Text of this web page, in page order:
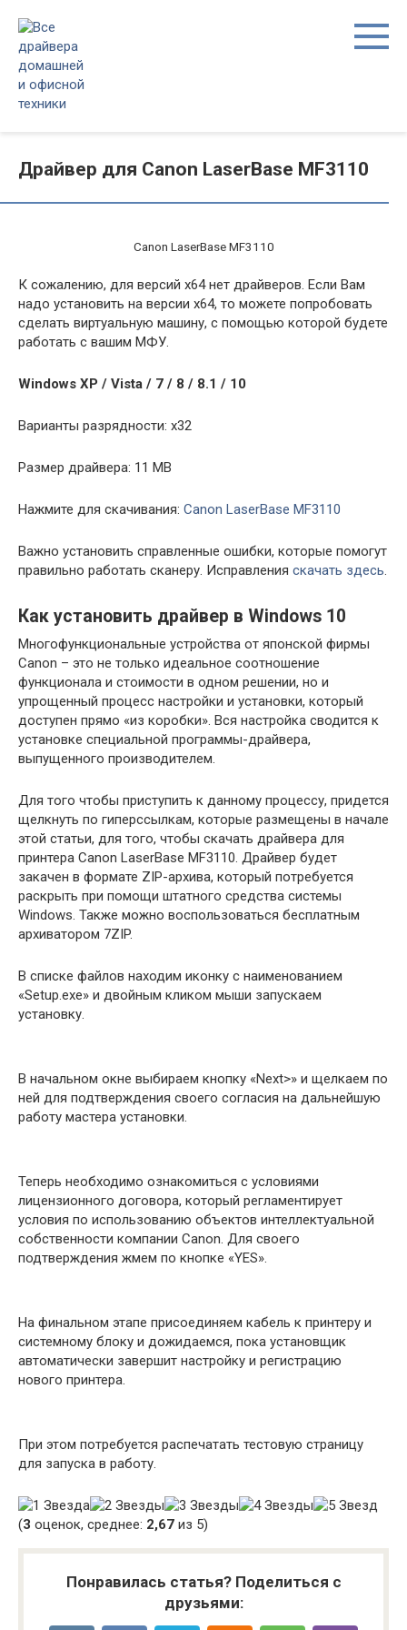
контенту
Драйвер для Canon LaserBase MF3110
Canon LaserBase MF3110
К сожалению, для версий x64 нет драйверов. Если Вам
надо установить на версии x64, то можете попробовать
сделать виртуальную машину, с помощью которой будете
работать с вашим МФУ.
Windows XP / Vista / 7 / 8 / 8.1 / 10
Варианты разрядности: x32
Размер драйвера: 11 MB
Нажмите для скачивания: Canon LaserBase MF3110
Важно установить справленные ошибки, которые помогут
правильно работать сканеру. Исправления скачать здесь
Как установить драйвер в Windows 10
Многофункциональные устройства от японской фирмы
Canon – это не только идеальное соотношение
функционала и стоимости в одном решении, но и
упрощенный процесс настройки и установки, который
доступен прямо «из коробки». Вся настройка сводится к
установке специальной программы-драйвера,
выпущенного производителем.
Для того чтобы приступить к данному процессу, придется
щелкнуть по гиперссылкам, которые размещены в начале
этой статьи, для того, чтобы скачать драйвера для
принтера Canon LaserBase MF3110. Драйвер будет
закачен в формате ZIP-архива, который потребуется
раскрыть при помощи штатного средства системы
Windows. Также можно воспользоваться бесплатным
архиватором 7ZIP.
В списке файлов находим иконку с наименованием
«Setup.exe» и двойным кликом мыши запускаем
установку.
В начальном окне выбираем кнопку «Next>» и щелкаем по
ней для подтверждения своего согласия на дальнейшую
работу мастера установки.
Теперь необходимо ознакомиться с условиями
лицензионного договора, который регламентирует
условия по использованию объектов интеллектуальной
собственности компании Canon. Для своего
подтверждения жмем по кнопке «YES».
На финальном этапе присоединяем кабель к принтеру и
системному блоку и дожидаемся, пока установщик
автоматически завершит настройку и регистрацию
нового принтера.
При этом потребуется распечатать тестовую страницу
для запуска в работу.
(3 оценок, среднее: 2,67 из 5)
Понравилась статья? Поделиться с
друзьями: